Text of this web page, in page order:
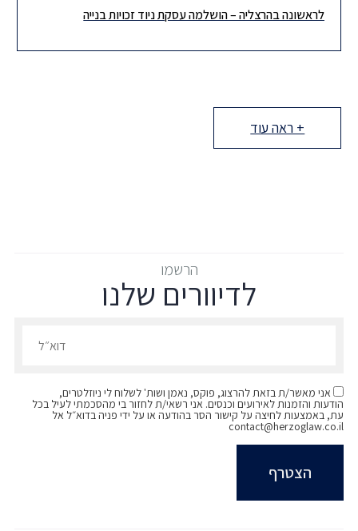
שמחנו להוביל עסקה תקדימית, במסגרתה לראשונה התבצע והושלם
לראשונה בהרצליה – הושלמה עסקת ניוד זכויות בנייה
+ ראה עוד
הרשמו
לדיוורים שלנו
אני מאשר/ת בזאת להרצוג, פוקס, נאמן ושות' לשלוח לי ניוזלטרים,
הודעות והזמנות לאירועים וכנסים. אני רשאי/ת לחזור בי מהסכמתי לעיל בכל
עת, באמצעות לחיצה על קישור הסר בהודעה או על ידי פניה בדוא״ל אל
contact@herzoglaw.co.il